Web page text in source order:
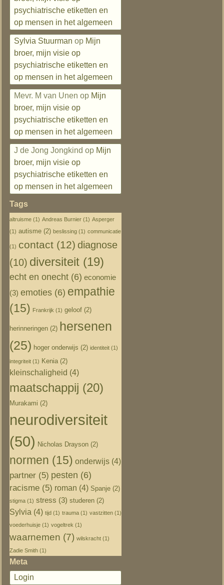
psychiatrische etiketten en
op mensen in het algemeen
Sylvia Stuurman op Mijn
broer, mijn visie op
psychiatrische etiketten en
op mensen in het algemeen
Mevr. M van Unen op Mijn
broer, mijn visie op
psychiatrische etiketten en
op mensen in het algemeen
J de Jong Jongkind op Mijn
broer, mijn visie op
psychiatrische etiketten en
op mensen in het algemeen
Tags
altruisme (1) Andreas Burnier (1) Asperger
(1) autisme (2) beslissing (1) communicatie
(1) contact (12) diagnose
(10) diversiteit (19)
echt en onecht (6) economie
(3) emoties (6) empathie
(15) Frankrijk (1) geloof (2)
herinneringen (2) hersenen
(25) hoger onderwijs (2) identiteit (1)
integriteit (1) Kenia (2)
kleinschaligheid (4)
maatschappij (20)
Murakami (2)
neurodiversiteit
(50) Nicholas Drayson (2)
normen (15) onderwijs (4)
partner (5) pesten (6)
racisme (5) roman (4) Spanje (2)
stigma (1) stress (3) studeren (2)
Sylvia (4) tijd (1) trauma (1) vastzitten (1)
voederhuisje (1) vogeltrek (1)
waarnemen (7) wilskracht (1)
Zadie Smith (1)
Meta
Login